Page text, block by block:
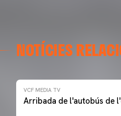
NOTÍCIES
VCF MEDIA TV
Arribada de l'autobús de